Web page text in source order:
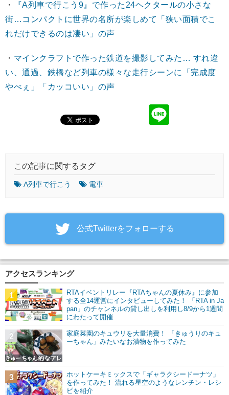
・
『A列車で行こう9』で作った24ヘクタールの小さな
街…コンパクトに世界の名所が楽しめて「狭い面積でこ
れだけできるのは凄い」の声
・ マインクラフトで作った鉄道を撮影してみた… すれ違
い、通過、鉄橋など列車の様々な走行シーンに「完成度
やべぇ」「カッコいい」の声
この記事に関するタグ
A列車で行こう 電車
‎公式Twitterをフォローする
アクセスランキング
RTAイベントリレー『RTAちゃんの夏休み』に参加
する全14運営にインタビューしてみた！ 「RTA in Ja
pan」のチャンネルの貸し出しを利用し8/9から1週間
にわたって開催
1
家庭菜園のキュウリを大量消費！ 「きゅうりのキュ
ーちゃん」みたいなお漬物を作ってみた
2
ホットケーキミックスで「ギャラクシードーナツ」
を作ってみた！ 流れる星空のようなレンチン・レシ
ピを紹介
3